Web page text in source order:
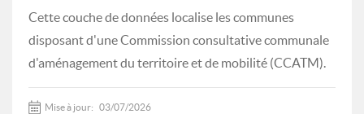
Cette couche de données localise les communes
disposant d'une Commission consultative communale
d'aménagement du territoire et de mobilité (CCATM).
Mise à jour: 03/07/2026